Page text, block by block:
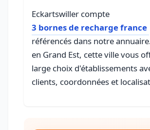
Eckartswiller compte
3 bornes de recharge france
référencés dans notre
en Grand Est, cette ville vous
large choix d'établissements
clients, coordonnées et